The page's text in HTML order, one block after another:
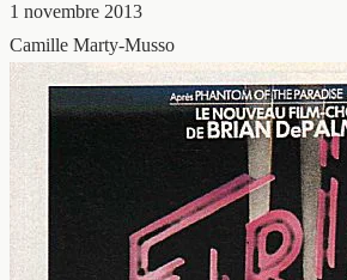
1 novembre 2013
Camille Marty-Musso